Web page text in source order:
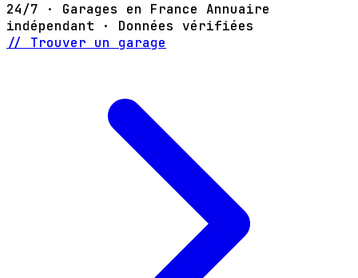
24/7 · Garages en France Annuaire
indépendant · Données vérifiées
// Trouver un garage